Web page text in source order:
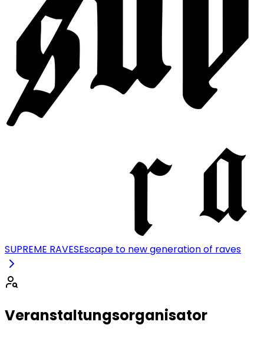
SUPREME RAVESEscape to new generation of raves
Veranstaltungsorganisator